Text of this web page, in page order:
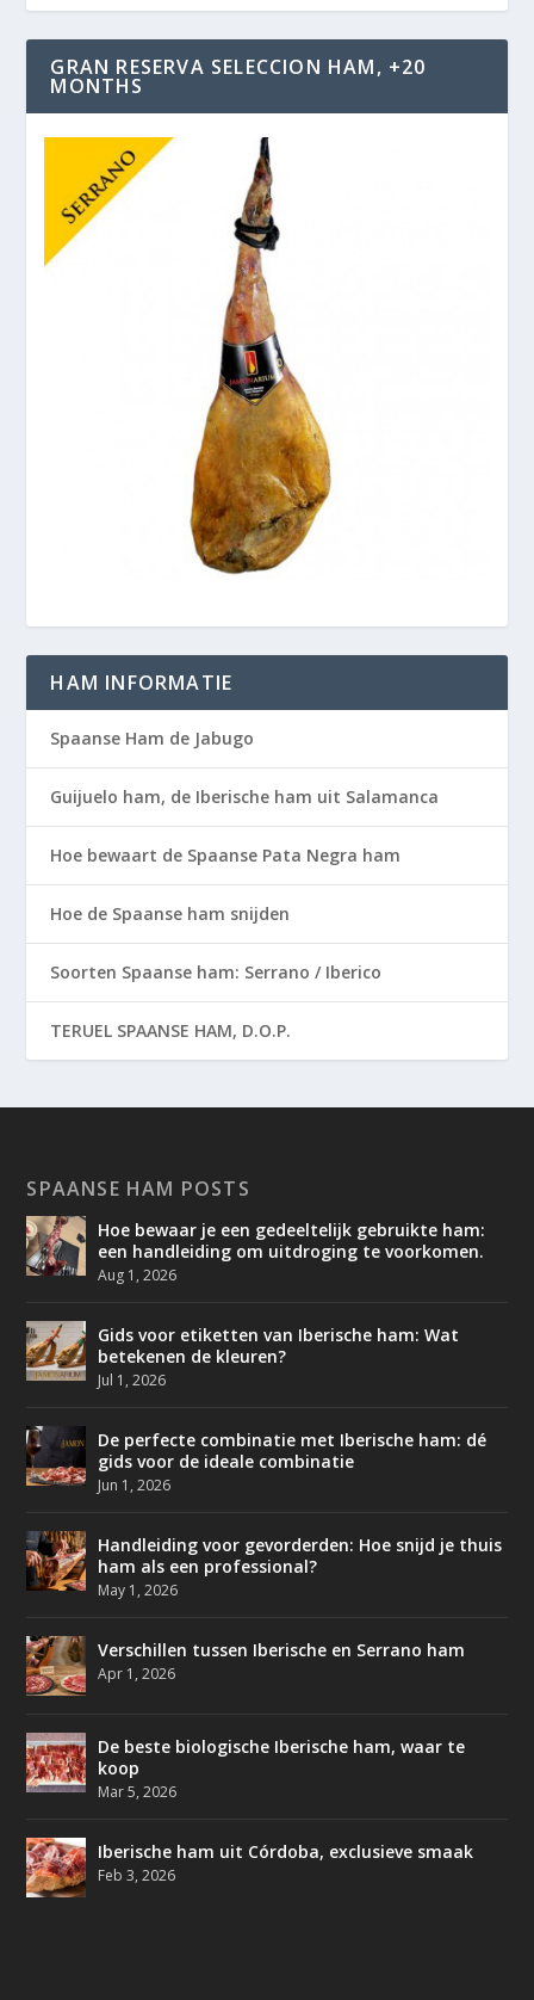
GRAN RESERVA SELECCION HAM, +20
MONTHS
HAM INFORMATIE
Spaanse Ham de Jabugo
Guijuelo ham, de Iberische ham uit Salamanca
Hoe bewaart de Spaanse Pata Negra ham
Hoe de Spaanse ham snijden
Soorten Spaanse ham: Serrano / Iberico
TERUEL SPAANSE HAM, D.O.P.
SPAANSE HAM POSTS
Hoe bewaar je een gedeeltelijk gebruikte ham:
een handleiding om uitdroging te voorkomen.
Aug 1, 2026
Gids voor etiketten van Iberische ham: Wat
betekenen de kleuren?
Jul 1, 2026
De perfecte combinatie met Iberische ham: dé
gids voor de ideale combinatie
Jun 1, 2026
Handleiding voor gevorderden: Hoe snijd je thuis
ham als een professional?
May 1, 2026
Verschillen tussen Iberische en Serrano ham
Apr 1, 2026
De beste biologische Iberische ham, waar te
koop
Mar 5, 2026
Iberische ham uit Córdoba, exclusieve smaak
Feb 3, 2026